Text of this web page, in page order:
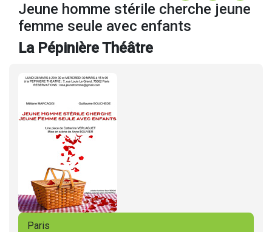
Jeune homme stérile cherche jeune
femme seule avec enfants
La Pépinière Théâtre
Paris